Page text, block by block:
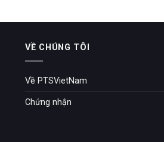
VỀ CHÚNG TÔI
Về PTSVietNam
Chứng nhận